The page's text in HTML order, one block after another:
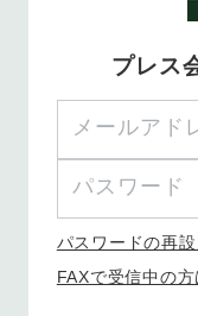
プレス
パスワードの再
FAXで受信中の方